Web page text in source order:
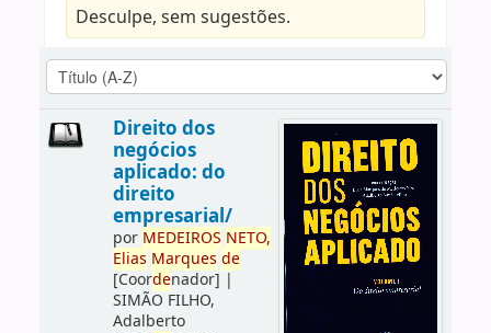
Desculpe, sem sugestões.
Direito dos
negócios
aplicado: do
direito
empresarial/
por MEDEIROS NETO,
Elias Marques de
[Coordenador] |
SIMÃO FILHO,
Adalberto